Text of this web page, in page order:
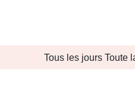
Tous les jours Toute